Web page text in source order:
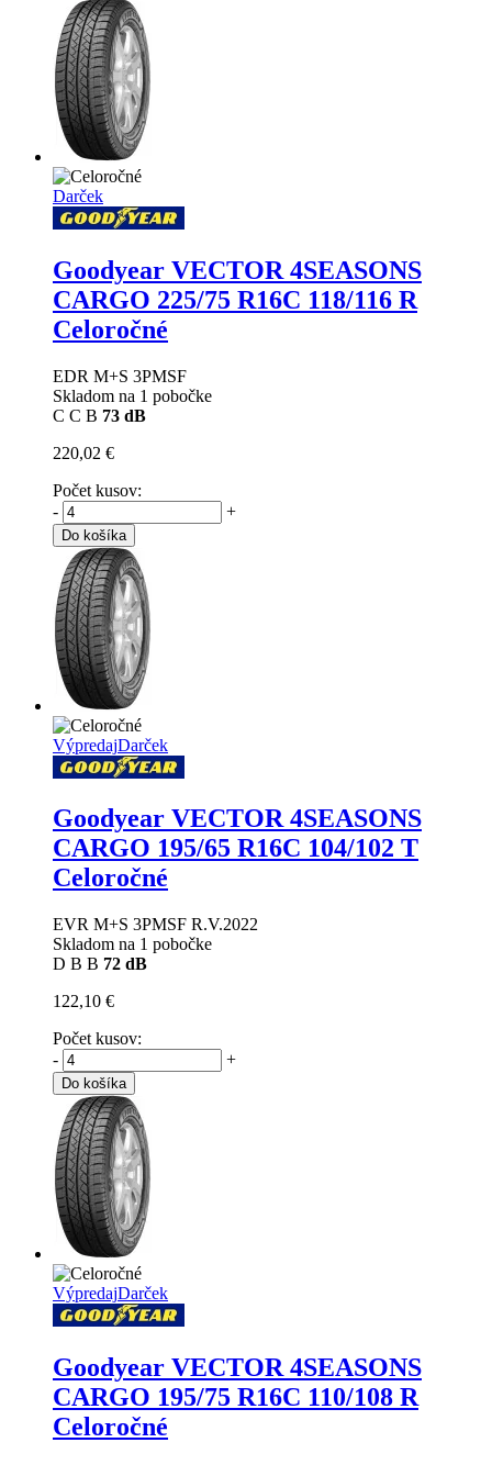
Darček
Goodyear VECTOR 4SEASONS
CARGO 225/75 R16C 118/116 R
Celoročné
EDR M+S 3PMSF
Skladom na 1 pobočke
C C B 73 dB
220,02 €
Počet kusov:
-
+
Do košíka
VýpredajDarček
Goodyear VECTOR 4SEASONS
CARGO 195/65 R16C 104/102 T
Celoročné
EVR M+S 3PMSF R.V.2022
Skladom na 1 pobočke
D B B 72 dB
122,10 €
Počet kusov:
-
+
Do košíka
VýpredajDarček
Goodyear VECTOR 4SEASONS
CARGO 195/75 R16C 110/108 R
Celoročné